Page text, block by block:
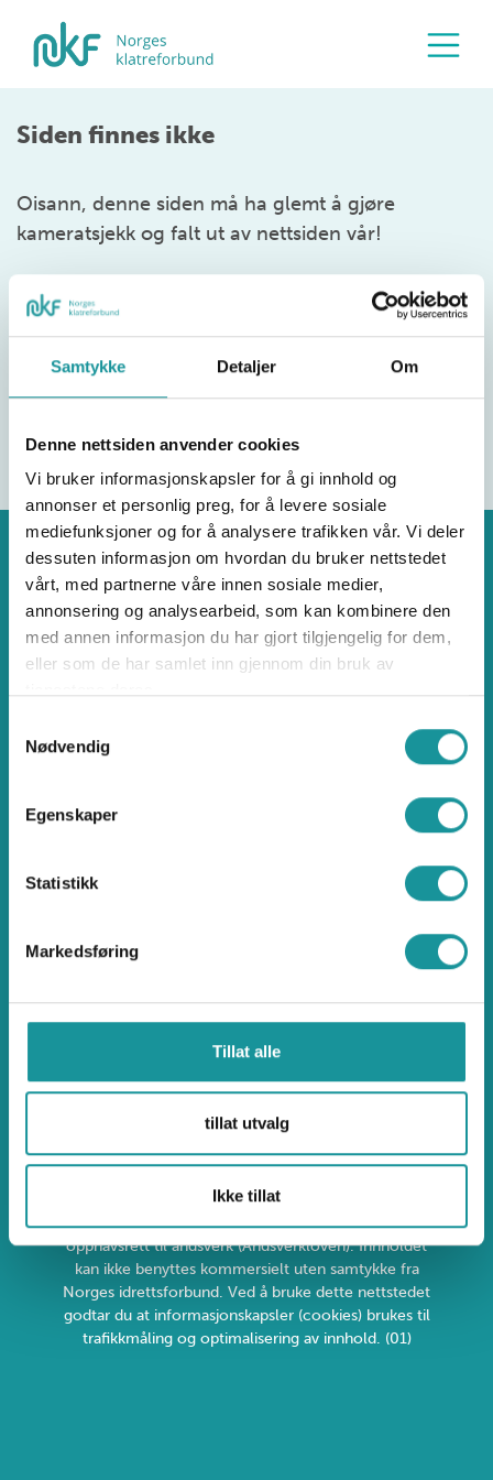
Samtykke Detaljer Om
Denne nettsiden anvender cookies
Vi bruker informasjonskapsler for å gi innhold og
annonser et personlig preg, for å levere sosiale
mediefunksjoner og for å analysere trafikken vår. Vi deler
dessuten informasjon om hvordan du bruker nettstedet
vårt, med partnerne våre innen sosiale medier,
annonsering og analysearbeid, som kan kombinere den
med annen informasjon du har gjort tilgjengelig for dem,
eller som de har samlet inn gjennom din bruk av
Nødvendig
Egenskaper
Statistikk
Markedsføring
Tillat alle
tillat utvalg
Ikke tillat
Siden finnes ikke
Oisann, denne siden må ha glemt å gjøre
kameratsjekk og falt ut av nettsiden vår!
Klatring
Ulykkesdatabasen.no
Uønsket atferd og klage
Personvern og informasjonskapsler
Alt innhold er beskyttet i henhold til lov om
opphavsrett til åndsverk (Åndsverkloven). Innholdet
kan ikke benyttes kommersielt uten samtykke fra
Norges idrettsforbund. Ved å bruke dette nettstedet
godtar du at informasjonskapsler (cookies) brukes til
trafikkmåling og optimalisering av innhold. (01)